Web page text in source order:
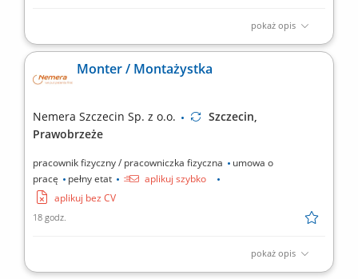
pokaż opis
Zakres obowiązków: Sprzedaż łączy światłowodowych —
lista firm w terenie, sygnały zakupowe (nowa hala, nowy oddział,
rekrutacja informatyka), polecenia od obecnych klientów i od
Monter / Montażystka
Nemera Szczecin Sp. z o.o.
Szczecin,
Prawobrzeże
pracownik fizyczny / pracowniczka fizyczna
umowa o
pracę
pełny etat
aplikuj szybko
aplikuj bez CV
18 godz.
pokaż opis
Zakres obowiązków: Ręczny montaż miniaturowych